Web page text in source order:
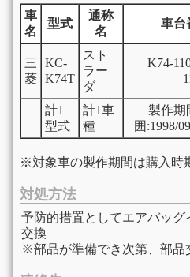
車
名
型式
通称
名
車台
三
菱
KC-
K74T
スト
ラー
ダ
K74-
計1
型式
計1車
種
製作期
囲:1998/
※対象車の製作期間は購入時
対処方法
予防的措置としてエアバッグ
交換
※部品が準備でき次第、部品